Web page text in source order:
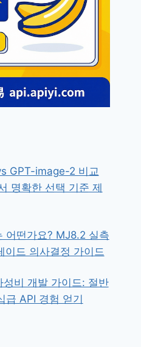
GPT-image-2 비교
명확한 선택 기준 제
어떤가요? MJ8.2 실측
이드 의사결정 가이드
비 개발 가이드: 절반
급 API 경험 얻기